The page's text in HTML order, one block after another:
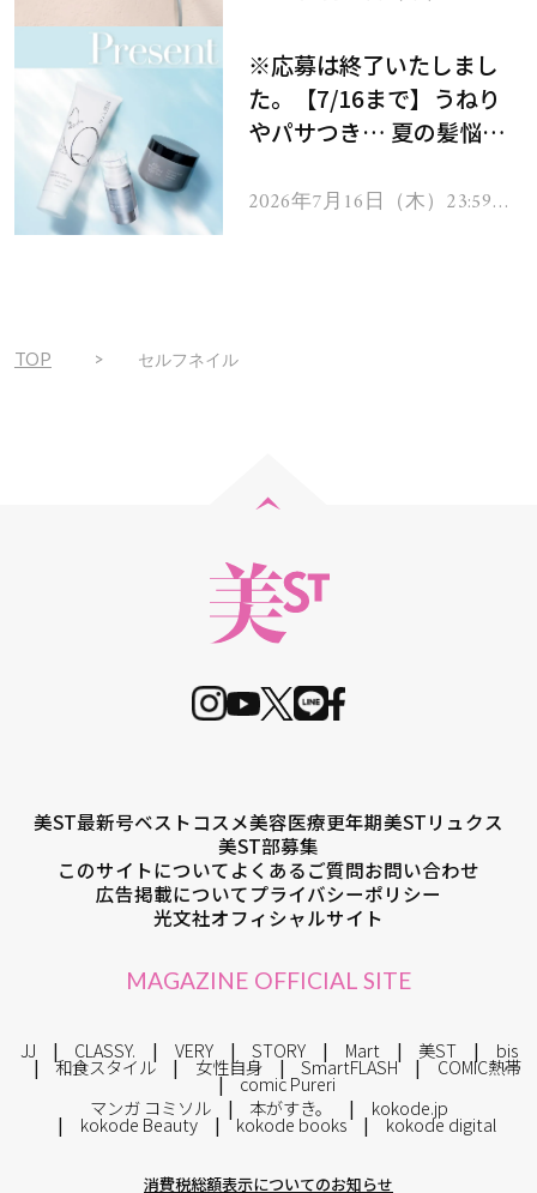
※応募は終了いたしまし
た。【7/16まで】うねり
やパサつき… 夏の髪悩み
ムを13名様にプレゼン
2026年7月16日（木）23:59ま
TOP セルフネイル
美ST最新号ベストコスメ美容医療更年期美STリュクス
美ST部募集
このサイトについてよくあるご質問お問い合わせ
広告掲載についてプライバシーポリシー
光文社オフィシャルサイト
MAGAZINE OFFICIAL SITE
JJ CLASSY. VERY STORY Mart 美ST bis
和食スタイル 女性自身 SmartFLASH COMIC熱帯
comic Pureri
マンガ コミソル
本がすき。 kokode.jp
kokode Beauty kokode books kokode digital
消費税総額表示についてのお知らせ